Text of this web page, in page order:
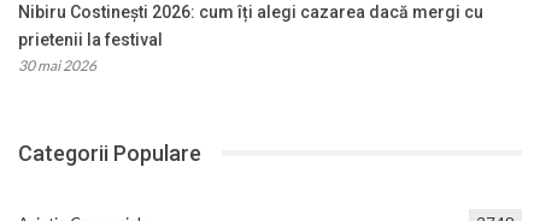
Nibiru Costinești 2026: cum îți alegi cazarea dacă mergi cu
prietenii la festival
30 mai 2026
Categorii Populare